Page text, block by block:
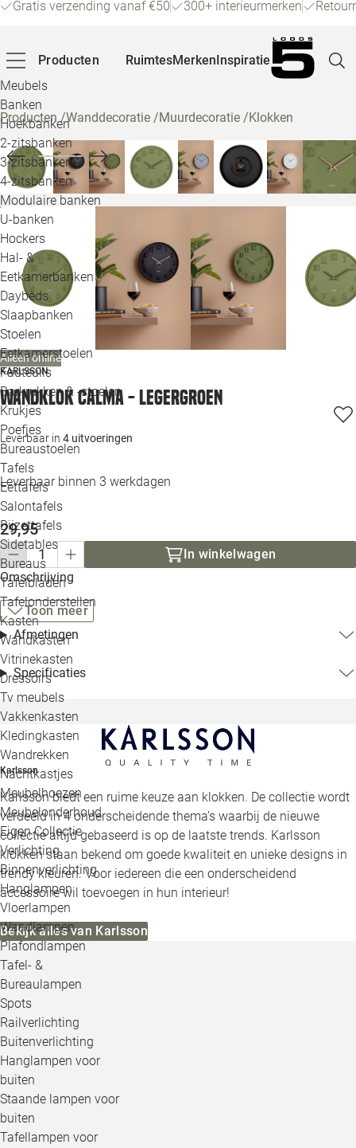
Gratis verzending vanaf €50 300+ interieurmerken
Producten
Meubels
Banken
Hoekbanken
2-zitsbanken
3-zitsbanken
4-zitsbanken
Modulaire banken
U-banken
Hockers
Hal- &
Eetkamerbanken
Daybeds
Slaapbanken
Stoelen
Eetkamerstoelen
Fauteuils
Barkrukken & -stoelen
Krukjes
Poefjes
Bureaustoelen
Tafels
Eettafels
Salontafels
Bijzettafels
Sidetables
Bureaus
Tafelbladen
Tafelonderstellen
Kasten
Wandkasten
Vitrinekasten
Dressoirs
Tv meubels
Vakkenkasten
Kledingkasten
Wandrekken
Nachtkastjes
Meubelhoezen
Meubelonderhoud
Eigen Collectie
Verlichting
Binnenverlichting
Hanglampen
Vloerlampen
Wandlampen
Plafondlampen
Tafel- &
Bureaulampen
Spots
Railverlichting
Buitenverlichting
Hanglampen voor
buiten
Staande lampen voor
buiten
Tafellampen voor
RuimtesMerkenInspiratie
Producten/Wanddecoratie /Muurdecoratie /Klokken
Alleen online
KARLSSON
Wandklok Calma - Legergroen
Leverbaar in 4 uitvoeringen
Leverbaar binnen 3 werkdagen
29,95
In winkelwagen
Omschrijving
Toon meer
Afmetingen
Specificaties
Karlsson
Karlsson biedt een ruime keuze aan klokken. De collectie wordt
verdeeld in 4 onderscheidende thema’s waarbij de nieuwe
collectie altijd gebaseerd is op de laatste trends. Karlsson
klokken staan bekend om goede kwaliteit en unieke designs in
trendy kleuren. Voor iedereen die een onderscheidend
accessoire wil toevoegen in hun interieur!
Bekijk alles van Karlsson